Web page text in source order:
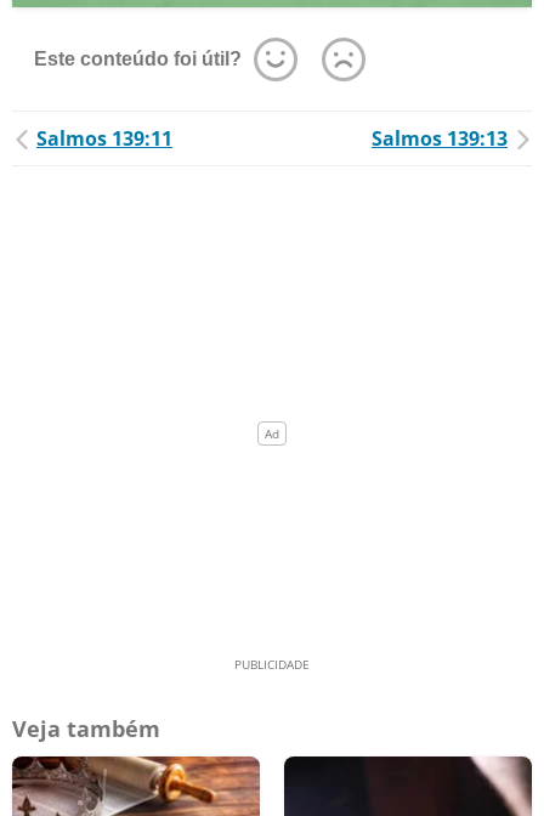
Este conteúdo foi útil?
Salmos 139:11 Salmos 139:13
Veja também